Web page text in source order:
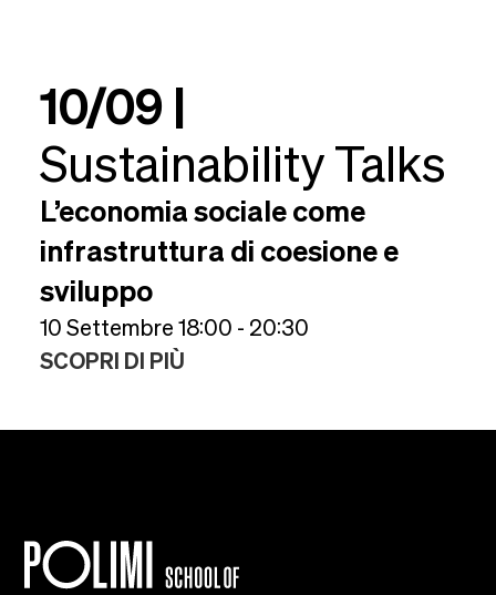
10/09 |
Sustainability Talks
L’economia sociale come
infrastruttura di coesione e
sviluppo
10 Settembre 18:00 - 20:30
SCOPRI DI PIÙ